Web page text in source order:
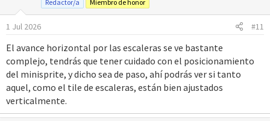
e
:
Redactor/a
Miembro de honor
1 Jul 2026 #11
El avance horizontal por las escaleras se ve bastante
complejo, tendrás que tener cuidado con el posicionamiento
del minisprite, y dicho sea de paso, ahí podrás ver si tanto
aquel, como el tile de escaleras, están bien ajustados
verticalmente.